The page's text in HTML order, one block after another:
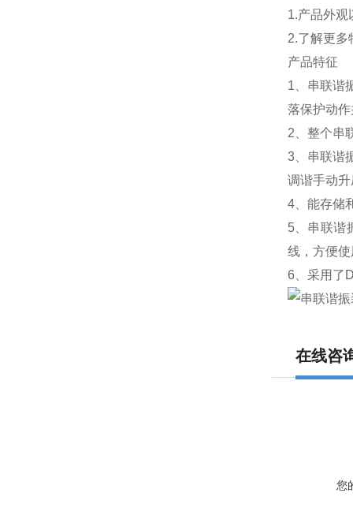
1.产品外观
2.了解更多
产品特征
1、串联谐
落保护动
2、整个串
3、串联谐
调谐手动
4、能存储
5、串联谐
线，方便
6、采用了
在线咨
您